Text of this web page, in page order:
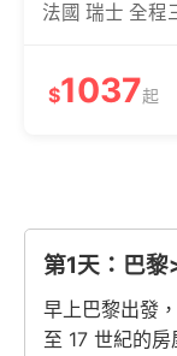
法國 瑞士 全程
$1037起
第1天：巴
早上巴黎出發
至 17 世紀的